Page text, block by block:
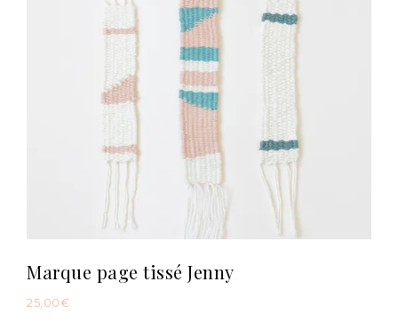
Marque page tissé Jenny
25,00 €